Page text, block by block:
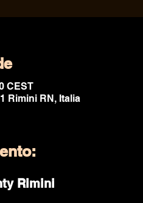
CEST
Rimini RN, Italia
Rimini